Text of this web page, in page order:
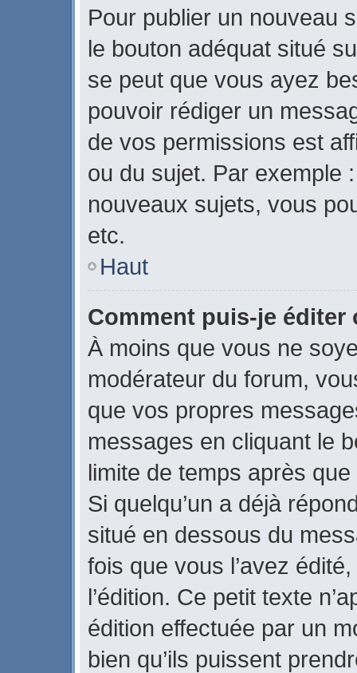
Pour publier un nouveau
le bouton adéquat situé
se peut que vous ayez
pouvoir rédiger un
de vos permissions est
ou du sujet. Par exemple
nouveaux sujets, vous
etc.
Haut
Comment puis-je éditer
À moins que vous ne
modérateur du forum,
que vos propres
messages en cliquant le
limite de temps après
Si quelqu’un a déjà
situé en dessous du
fois que vous l’avez
l’édition. Ce petit texte
édition effectuée par un
bien qu’ils puissent